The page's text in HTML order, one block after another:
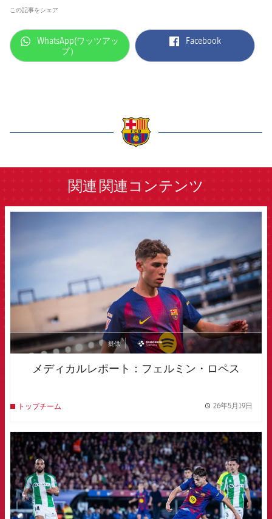
この記事をシェア
label.aria.whatsapp
WhatsApp(ワッツアッ
プ）
label.aria.facebook
Facebook
関連 関連コンテンツ
提供
asistencia
メディカルレポート：フェルミン・ロペス
トップチーム 26年5月19日
FCB Barcelona badge